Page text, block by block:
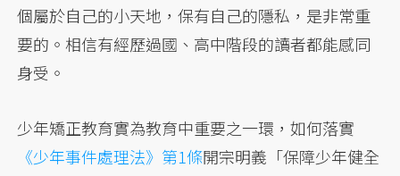
個屬於自己的小天地，保有自己的隱私，是非常重
要的。相信有經歷過國、高中階段的讀者都能感同
身受。
少年矯正教育實為教育中重要之一環，如何落實
《少年事件處理法》第1條開宗明義「保障少年健全